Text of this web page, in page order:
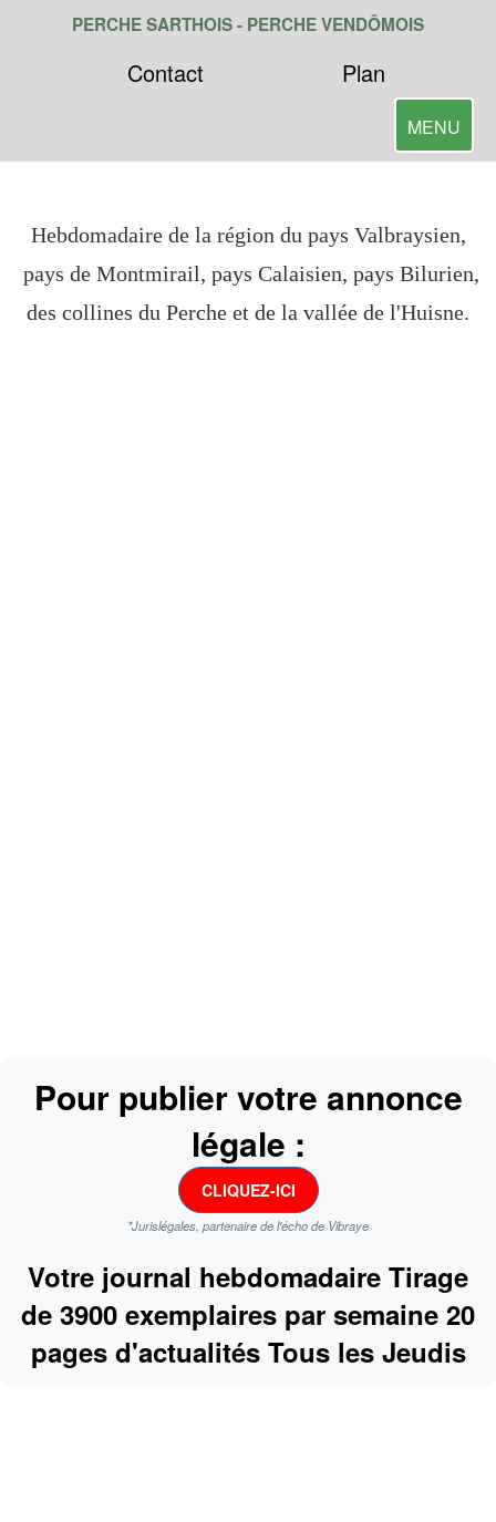
PERCHE SARTHOIS - PERCHE VENDÔMOIS
Contact
Plan
Toggle
MENU
Hebdomadaire de la région du pays Valbraysien,
pays de Montmirail, pays Calaisien, pays Bilurien,
des collines du Perche et de la vallée de l'Huisne.
Pour publier votre annonce
légale :
CLIQUEZ-ICI
*Jurislégales, partenaire de l'écho de Vibraye
Votre journal hebdomadaire Tirage
de 3900 exemplaires par semaine 20
pages d'actualités Tous les Jeudis